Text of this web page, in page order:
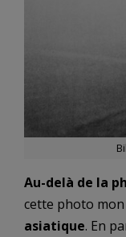
Au-delà de la
cette photo
asiatique. En